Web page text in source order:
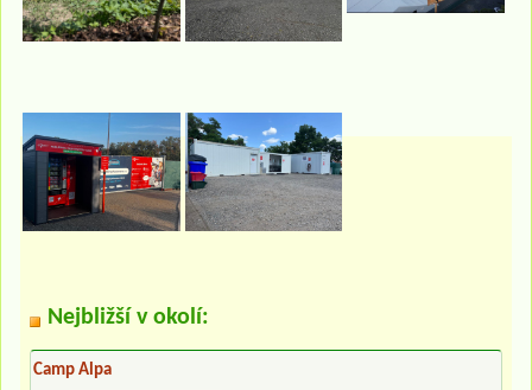
Nejbližší v okolí:
Camp Alpa